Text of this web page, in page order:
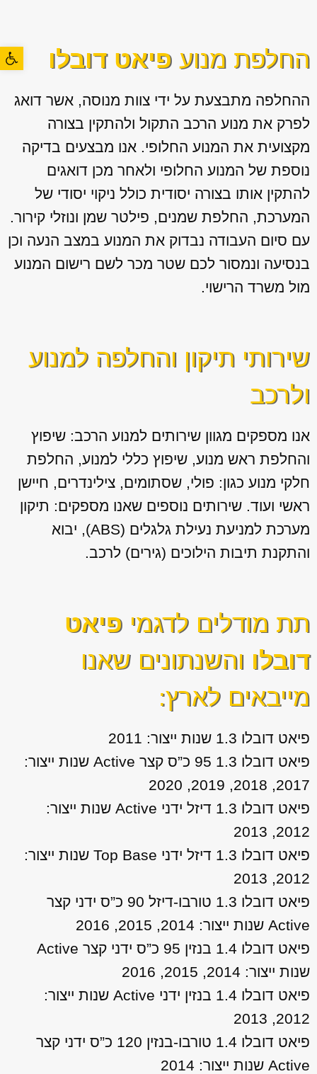
פתח החלפת מנוע פיאט דובלו
ההחלפה מתבצעת על ידי צוות מנוסה, אשר דואג
לפרק את מנוע הרכב התקול ולהתקין בצורה
מקצועית את המנוע החלופי. אנו מבצעים בדיקה
נוספת של המנוע החלופי ולאחר מכן דואגים
להתקין אותו בצורה יסודית כולל ניקוי יסודי של
המערכת, החלפת שמנים, פילטר שמן ונוזלי קירור.
עם סיום העבודה נבדוק את המנוע במצב הנעה וכן
בנסיעה ונמסור לכם שטר מכר לשם רישום המנוע
מול משרד הרישוי.
שירותי תיקון והחלפה למנוע
ולרכב
אנו מספקים מגוון שירותים למנוע הרכב: שיפוץ
והחלפת ראש מנוע, שיפוץ כללי למנוע, החלפת
חלקי מנוע כגון: פולי, שסתומים, צילינדרים, חיישן
ראשי ועוד. שירותים נוספים שאנו מספקים: תיקון
מערכת למניעת נעילת גלגלים (ABS), יבוא
והתקנת תיבות הילוכים (גירים) לרכב.
תת מודלים לדגמי פיאט
דובלו והשנתונים שאנו
מייבאים לארץ:
פיאט דובלו 1.3 שנות ייצור: 2011
פיאט דובלו 1.3 95 כ”ס קצר Active שנות ייצור:
2017, 2018, 2019, 2020
פיאט דובלו 1.3 דיזל ידני Active שנות ייצור:
2012, 2013
פיאט דובלו 1.3 דיזל ידני Top Base שנות ייצור:
2012, 2013
פיאט דובלו 1.3 טורבו-דיזל 90 כ”ס ידני קצר
Active שנות ייצור: 2014, 2015, 2016
פיאט דובלו 1.4 בנזין 95 כ”ס ידני קצר Active
שנות ייצור: 2014, 2015, 2016
פיאט דובלו 1.4 בנזין ידני Active שנות ייצור:
2012, 2013
פיאט דובלו 1.4 טורבו-בנזין 120 כ”ס ידני קצר
Active שנות ייצור: 2014